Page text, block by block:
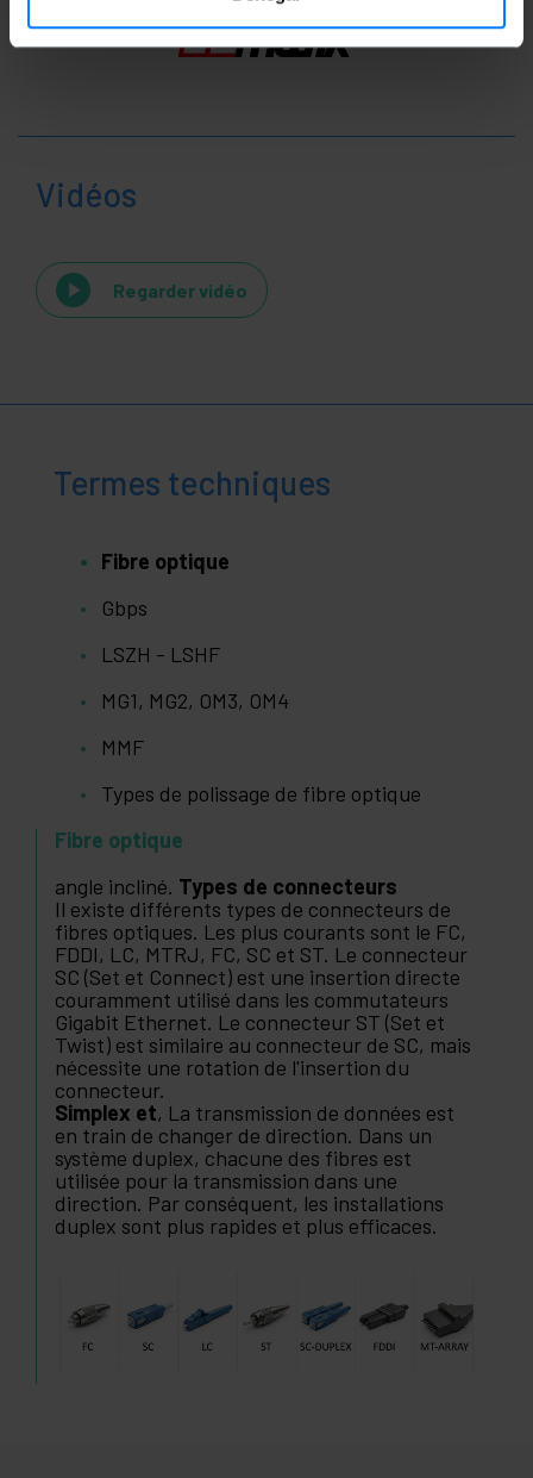
Vidéos
Regarder vidéo
Termes techniques
Fibre optique
Gbps
LSZH - LSHF
MG1, MG2, OM3, OM4
MMF
Types de polissage de fibre optique
Fibre optique
angle incliné. Types de connecteurs
Il existe différents types de connecteurs de
fibres optiques. Les plus courants sont le FC,
FDDI, LC, MTRJ, FC, SC et ST. Le connecteur
SC (Set et Connect) est une insertion directe
couramment utilisé dans les commutateurs
Gigabit Ethernet. Le connecteur ST (Set et
Twist) est similaire au connecteur de SC, mais
nécessite une rotation de l'insertion du
connecteur.
Simplex et, La transmission de données est
en train de changer de direction. Dans un
système duplex, chacune des fibres est
utilisée pour la transmission dans une
direction. Par conséquent, les installations
duplex sont plus rapides et plus efficaces.